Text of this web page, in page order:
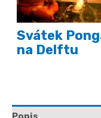
Svátek
na Delftu